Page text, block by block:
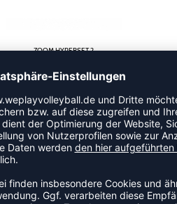
ZOOM HYPERSET 2